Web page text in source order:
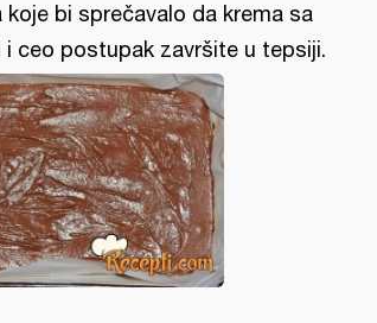
koje bi sprečavalo da krema sa
i ceo postupak završite u tepsiji.